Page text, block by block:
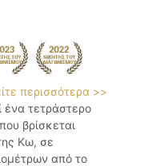
περισσότερα >>
ένα τετράστερο
βρίσκεται
Κω, σε
από το